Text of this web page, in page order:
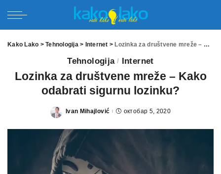
Kako Lako >Tehnologija> Internet > Lozinka za društvene mreže – Kako odabrati sigurnu lozinku?
Tehnologija Internet
Lozinka za društvene mreže – Kako
odabrati sigurnu lozinku?
Posted
Ivan Mihajlović октобар 5, 2020